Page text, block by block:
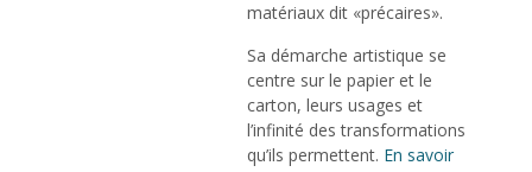
matériaux dit «précaires».
Sa démarche artistique se
centre sur le papier et le
carton, leurs usages et
l’infinité des transformations
qu’ils permettent. En savoir